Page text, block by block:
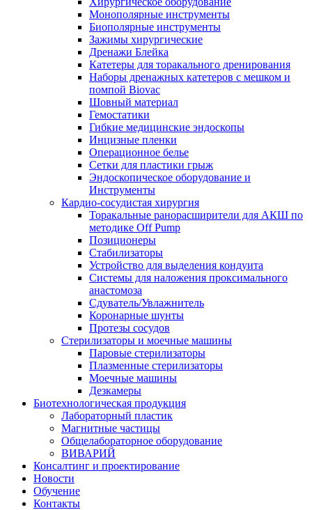
Монополярные инструменты
Биополярные инструменты
Зажимы хирургические
Дренажи Блейка
Катетеры для торакального дренирования
Наборы дренажных катетеров с мешком и
помпой Biovac
Шовный материал
Гемостатики
Гибкие медицинские эндоскопы
Инцизные пленки
Операционное белье
Сетки для пластики грыж
Эндоскопическое оборудование и
Инструменты
Кардио-сосудистая хирургия
Торакальные ранорасширители для АКШ по
методике Off Pump
Позиционеры
Стабилизаторы
Устройство для выделения кондуита
Системы для наложения проксимального
анастомоза
Сдуватель/Увлажнитель
Коронарные шунты
Протезы сосудов
Стерилизаторы и моечные машины
Паровые стерилизаторы
Плазменные стерилизаторы
Моечные машины
Дезкамеры
Биотехнологическая продукция
Лабораторный пластик
Магнитные частицы
Общелабораторное оборудование
ВИВАРИЙ
Консалтинг и проектирование
Новости
Обучение
Контакты